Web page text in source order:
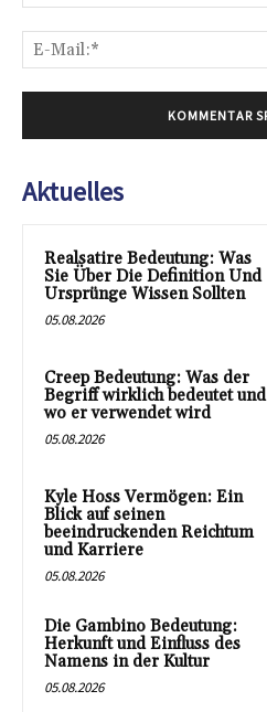
Aktuelles
Realsatire Bedeutung: Was
Sie Über Die Definition Und
Ursprünge Wissen Sollten
05.08.2026
Creep Bedeutung: Was der
Begriff wirklich bedeutet und
wo er verwendet wird
05.08.2026
Kyle Hoss Vermögen: Ein
Blick auf seinen
beeindruckenden Reichtum
und Karriere
05.08.2026
Die Gambino Bedeutung:
Herkunft und Einfluss des
Namens in der Kultur
05.08.2026